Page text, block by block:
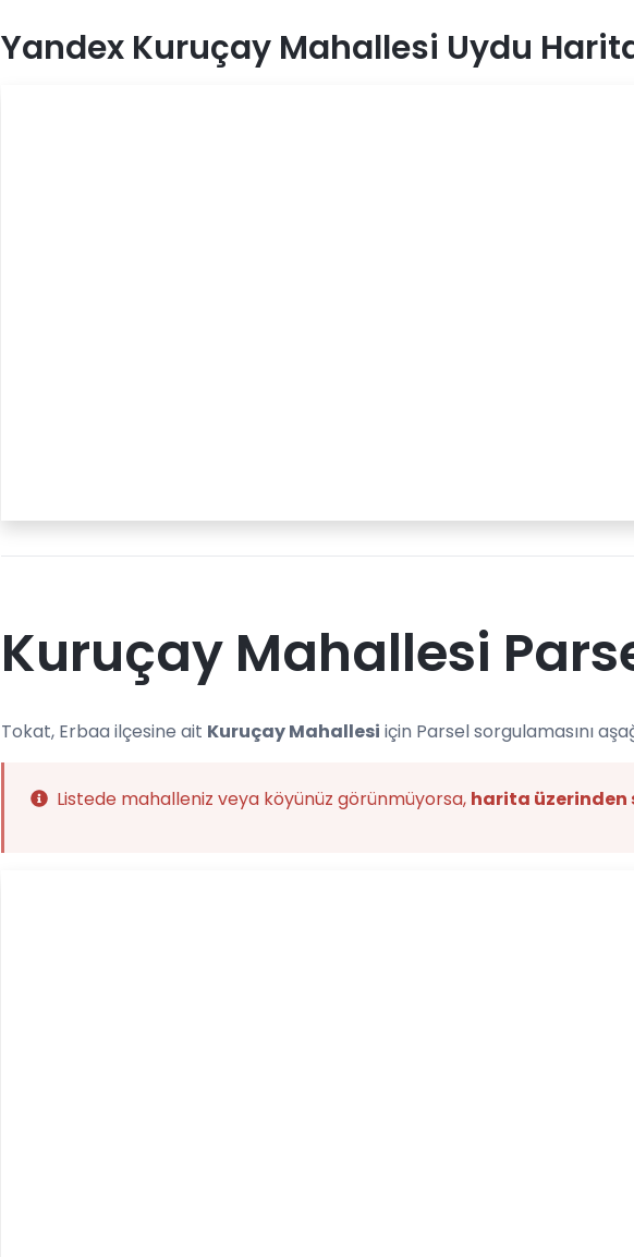
Yandex Kuruçay Mahallesi Uydu
Kuruçay Mahallesi
Tokat, Erbaa ilçesine ait Kuruçay Mahallesi için Parsel sorgulamasını
Listede mahalleniz veya köyünüz görünmüyorsa, harita üzerinden